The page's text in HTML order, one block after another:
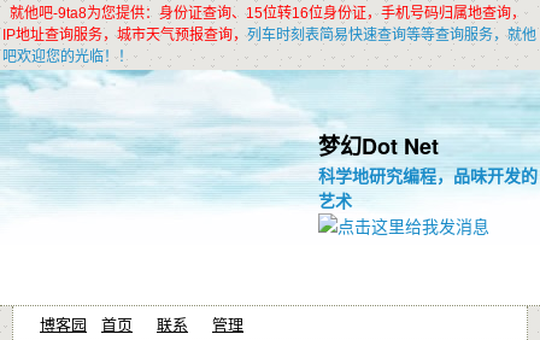
就他吧-9ta8为您提供：身份证查询、15位转16位身份证，手机号码归属地查询，
IP地址查询服务，城市天气预报查询，列车时刻表简易快速查询等等查询服务，就他
吧欢迎您的光临！！
梦幻Dot Net
科学地研究编程，品味开发的
艺术
博客园 首页 联系 管理